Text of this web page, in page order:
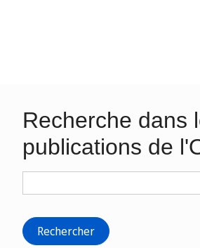
Recherche dans
publications de
Rechercher